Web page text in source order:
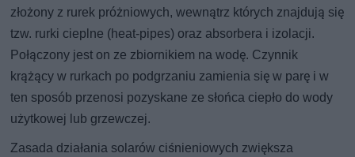
złożony z rurek próżniowych, wewnątrz których znajdują się
tzw. rurki cieplne (heat-pipes) oraz absorbera i izolacji.
Połączony jest on ze zbiornikiem na wodę. Czynnik
krążący w rurkach po podgrzaniu zamienia się w parę i w
ten sposób przenosi pozyskane ze słońca ciepło do wody
użytkowej lub grzewczej.
Zasada działania solarów ciśnieniowych zwiększa